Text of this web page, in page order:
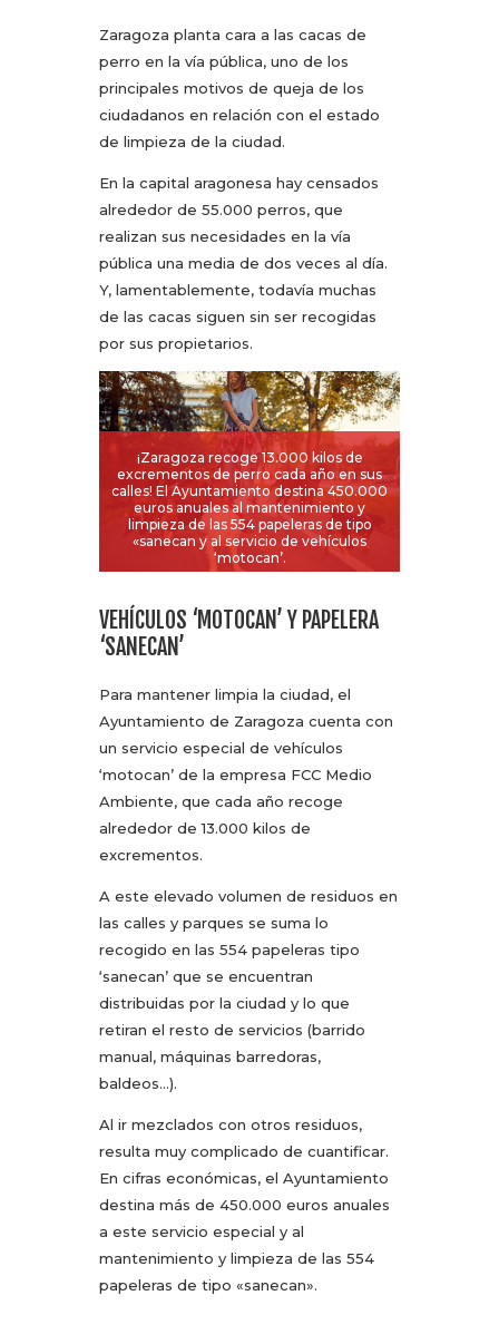
Zaragoza planta cara a las cacas de
perro en la vía pública, uno de los
principales motivos de queja de los
ciudadanos en relación con el estado
de limpieza de la ciudad.
En la capital aragonesa hay censados
alrededor de 55.000 perros, que
realizan sus necesidades en la vía
pública una media de dos veces al día.
Y, lamentablemente, todavía muchas
de las cacas siguen sin ser recogidas
por sus propietarios.
¡Zaragoza recoge 13.000 kilos de
excrementos de perro cada año en sus
calles! El Ayuntamiento destina 450.000
euros anuales al mantenimiento y
limpieza de las 554 papeleras de tipo
«sanecan y al servicio de vehículos
‘motocan’.
VEHÍCULOS ‘MOTOCAN’ Y PAPELERA
‘SANECAN’
Para mantener limpia la ciudad, el
Ayuntamiento de Zaragoza cuenta con
un servicio especial de vehículos
‘motocan’ de la empresa FCC Medio
Ambiente, que cada año recoge
alrededor de 13.000 kilos de
excrementos.
A este elevado volumen de residuos en
las calles y parques se suma lo
recogido en las 554 papeleras tipo
‘sanecan’ que se encuentran
distribuidas por la ciudad y lo que
retiran el resto de servicios (barrido
manual, máquinas barredoras,
baldeos…).
Al ir mezclados con otros residuos,
resulta muy complicado de cuantificar.
En cifras económicas, el Ayuntamiento
destina más de 450.000 euros anuales
a este servicio especial y al
mantenimiento y limpieza de las 554
papeleras de tipo «sanecan».